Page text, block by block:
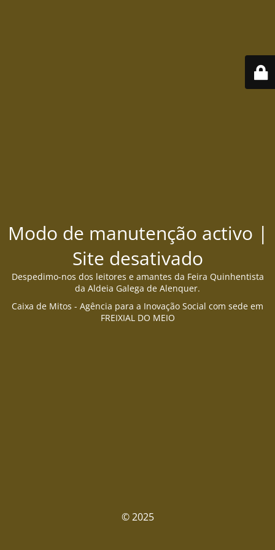
Modo de manutenção activo |
Site desativado
Despedimo-nos dos leitores e amantes da Feira Quinhentista
da Aldeia Galega de Alenquer.
Caixa de Mitos - Agência para a Inovação Social com sede em
FREIXIAL DO MEIO
© 2025